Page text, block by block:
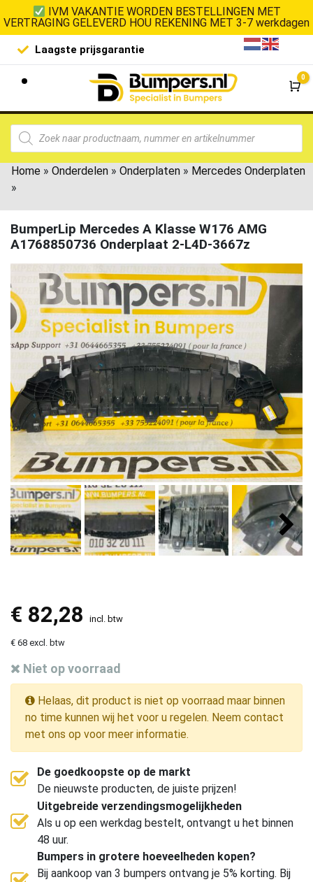
IVM VAKANTIE WORDEN BESTELLINGEN MET
VERTRAGING GELEVERD HOU REKENING MET 3-7 werkdagen
Laagste prijsgarantie De
0
Home » Onderdelen » Onderplaten » Mercedes Onderplaten
»
BumperLip Mercedes A Klasse W176 AMG
A1768850736 Onderplaat 2-L4D-3667z
€ 82,28 incl. btw
€ 68 excl. btw
Niet op voorraad
Helaas, dit product is niet op voorraad maar binnen
no time kunnen wij het voor u regelen. Neem contact
met ons op voor meer informatie.
De goedkoopste op de markt
De nieuwste producten, de juiste prijzen!
Uitgebreide verzendingsmogelijkheden
Als u op een werkdag bestelt, ontvangt u het binnen
48 uur.
Bumpers in grotere hoeveelheden kopen?
Bij aankoop van 3 bumpers ontvang je 5% korting. Bij